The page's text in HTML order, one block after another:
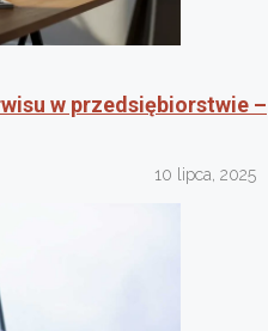
w przedsiębiorstwie –
10 lipca, 2025